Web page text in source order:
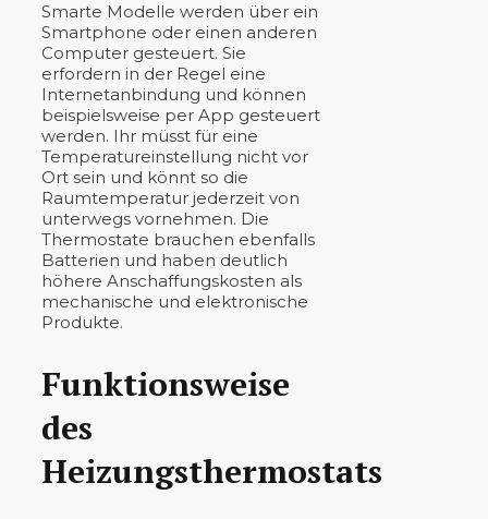
Smarte Modelle werden über ein
Smartphone oder einen anderen
Computer gesteuert. Sie
erfordern in der Regel eine
Internetanbindung und können
beispielsweise per App gesteuert
werden. Ihr müsst für eine
Temperatureinstellung nicht vor
Ort sein und könnt so die
Raumtemperatur jederzeit von
unterwegs vornehmen. Die
Thermostate brauchen ebenfalls
Batterien und haben deutlich
höhere Anschaffungskosten als
mechanische und elektronische
Produkte.
Funktionsweise
des
Heizungsthermostats